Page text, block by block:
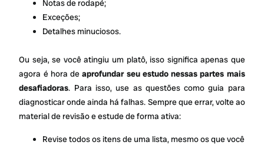
Notas de rodapé;
Exceções;
Detalhes minuciosos.
Ou seja, se você atingiu um platô, isso significa apenas que
agora é hora deaprofundar seu estudo nessas partes mais
desafiadoras. Para isso, use as questões como guia para
diagnosticar onde ainda há falhas. Sempre que errar, volte ao
material de revisão e estude de forma ativa:
Revise todos os itens de uma lista, mesmo os que você